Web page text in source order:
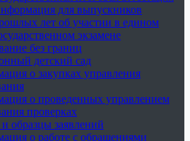
для выпускников
лет об участии в едином
экзамене
без границ
детский сад
о закупках управления
о проведенных управлением
проверках
образцы заявлений
о работе с обращениями